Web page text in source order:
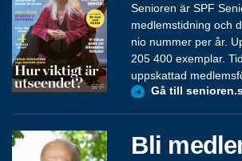
Senioren är SPF
medlemstidning och
nio nummer per år.
205 400 exemplar.
uppskattad
Gå till
Bli